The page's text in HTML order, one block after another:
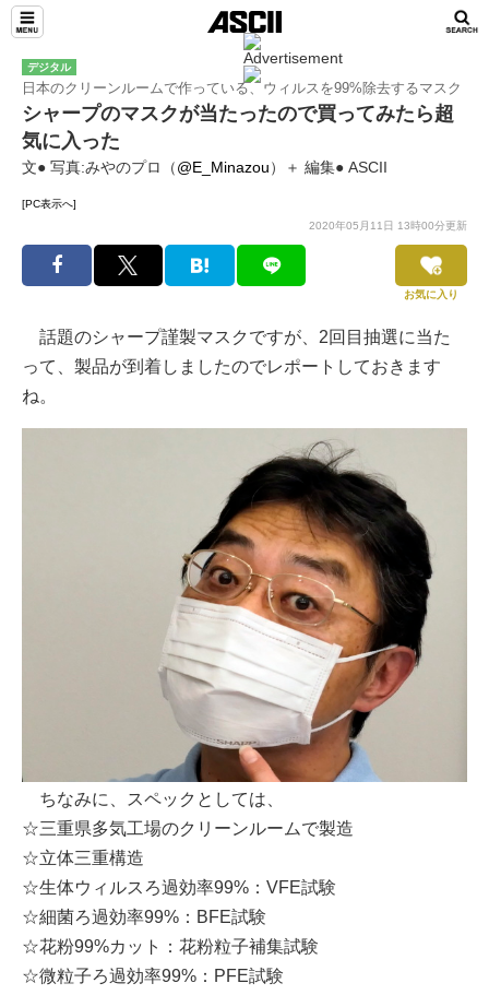
デジタル
日本のクリーンルームで作っている、ウィルスを99%除去するマスク
シャープのマスクが当たったので買ってみたら超
気に入った
文● 写真:みやのプロ（@E_Minazou）＋ 編集● ASCII
[PC表示へ]
2020年05月11日 13時00分更新
お気に入り
話題のシャープ謹製マスクですが、2回目抽選に当た
って、製品が到着しましたのでレポートしておきます
ね。
ちなみに、スペックとしては、
☆三重県多気工場のクリーンルームで製造
☆立体三重構造
☆生体ウィルスろ過効率99%：VFE試験
☆細菌ろ過効率99%：BFE試験
☆花粉99%カット：花粉粒子補集試験
☆微粒子ろ過効率99%：PFE試験